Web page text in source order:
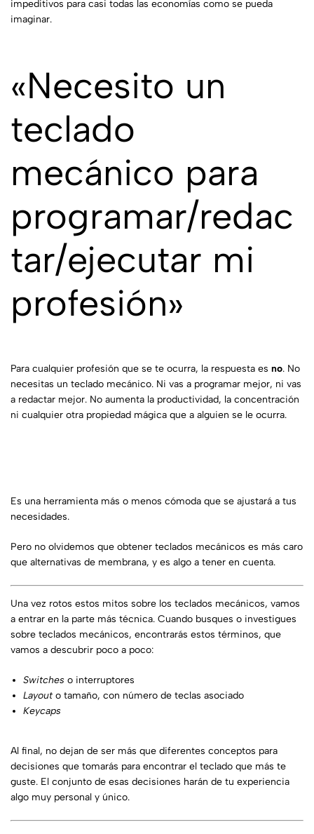
impeditivos para casi todas las economías como se pueda
imaginar.
«Necesito un
teclado
mecánico para
programar/redac
tar/ejecutar mi
profesión»
Para cualquier profesión que se te ocurra, la respuesta es no. No
necesitas un teclado mecánico. Ni vas a programar mejor, ni vas
a redactar mejor. No aumenta la productividad, la concentración
ni cualquier otra propiedad mágica que a alguien se le ocurra.
Es una herramienta más o menos cómoda que se ajustará a tus
necesidades.
Pero no olvidemos que obtener teclados mecánicos es más caro
que alternativas de membrana, y es algo a tener en cuenta.
Una vez rotos estos mitos sobre los teclados mecánicos, vamos
a entrar en la parte más técnica. Cuando busques o investigues
sobre teclados mecánicos, encontrarás estos términos, que
vamos a descubrir poco a poco:
Switcheso interruptores
Layouto tamaño, con número de teclas asociado
Keycaps
Al final, no dejan de ser más que diferentes conceptos para
decisiones que tomarás para encontrar el teclado que más te
guste. El conjunto de esas decisiones harán de tu experiencia
algo muy personal y único.